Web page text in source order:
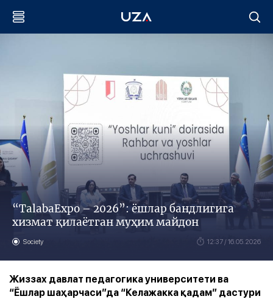
“TalabaЕxpo – 2026”: ёшлар бандлигига
хизмат қилаётган муҳим майдон
Society 12:37 / 16.05.2026
Жиззах давлат педагогика университети ва
“Ёшлар шаҳарчаси”да “Келажакка қадам” дастури